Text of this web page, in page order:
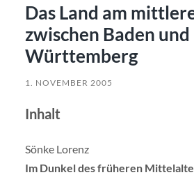
Das Land am
zwischen Baden und
Württemberg
1. NOVEMBER 2005
Inhalt
Sönke Lorenz
Im Dunkel des früheren